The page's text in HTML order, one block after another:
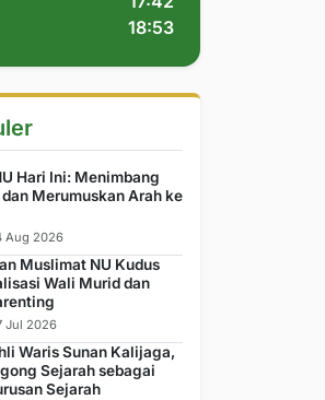
18:53
Hari Ini: Menimbang
Merumuskan Arah ke
Aug 2026
Muslimat NU Kudus
Wali Murid dan
Jul 2026
Waris Sunan Kalijaga,
Sejarah sebagai
Sejarah